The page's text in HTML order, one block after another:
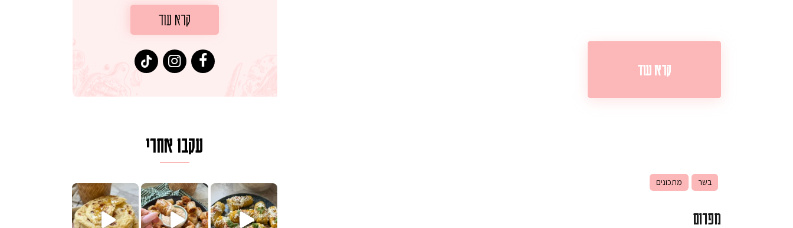
קרא עוד
בשר מתכונים
מפרום
קרא עוד
עקבו אחרי
קלחי תירס צרובים על מחבת עם גבינה בולגרית מעודנת מ
נשנושי פרגיות קריספיים ממכרים שמכינים בכמה דקות עב
לחם מחבת שהוא שילוב של מופלטה וספינז׳, רעיון מעול